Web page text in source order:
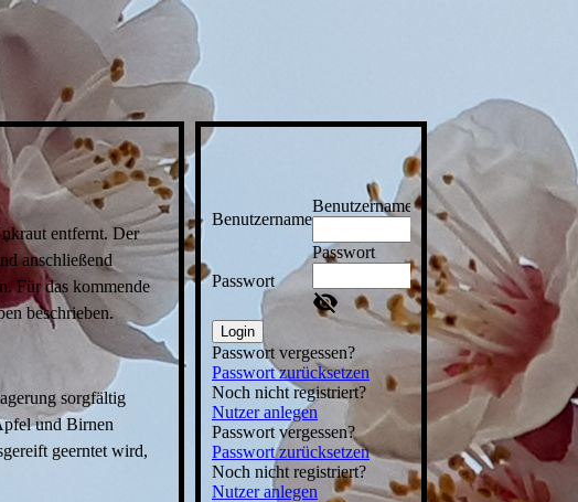
entfernt. Der
anschließend
Für das kommende
beschrieben.
sorgfältig
und Birnen
geerntet wird,
Benutzername
Benutzername
Passwort
Passwort
Login
Passwort vergessen?
Passwort zurücksetzen
Noch nicht registriert?
Nutzer anlegen
Passwort vergessen?
Passwort zurücksetzen
Noch nicht registriert?
Nutzer anlegen